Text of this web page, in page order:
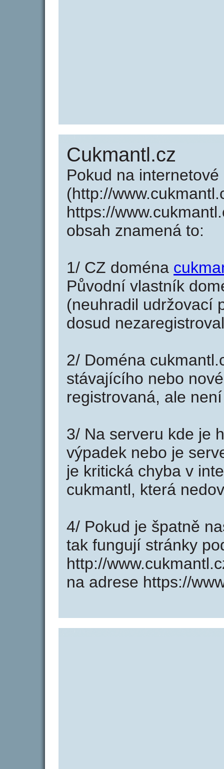
Cukmantl.cz
Pokud na
(http://
https://
obsah znamená to:
1/ CZ doména
Původní vlastník
(neuhradil udržovací
dosud
2/ Doména
stávajícího nebo
registrovaná, ale
3/ Na serveru kde je
výpadek nebo je
je kritická chyba v
cukmantl, která
4/ Pokud je špatně
tak fungují stránky
http://
na adrese https://